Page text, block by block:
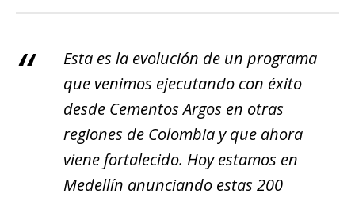
Esta es la evolución de un programa
que venimos ejecutando con éxito
desde Cementos Argos en otras
regiones de Colombia y que ahora
viene fortalecido. Hoy estamos en
Medellín anunciando estas 200